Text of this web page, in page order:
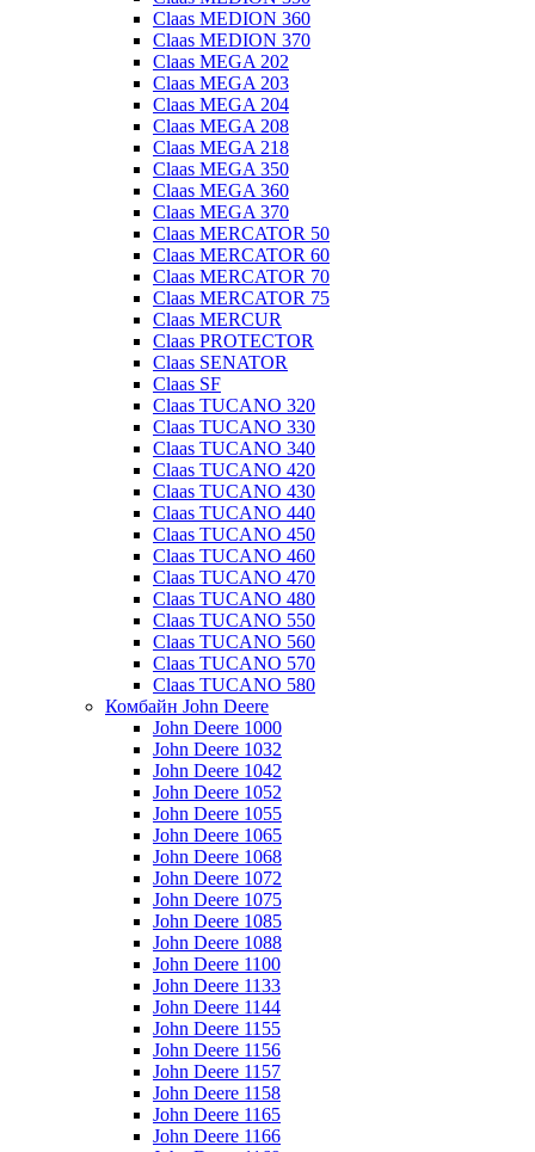
Claas MEDION 360
Claas MEDION 370
Claas MEGA 202
Claas MEGA 203
Claas MEGA 204
Claas MEGA 208
Claas MEGA 218
Claas MEGA 350
Claas MEGA 360
Claas MEGA 370
Claas MERCATOR 50
Claas MERCATOR 60
Claas MERCATOR 70
Claas MERCATOR 75
Claas MERCUR
Claas PROTECTOR
Claas SENATOR
Claas SF
Claas TUCANO 320
Claas TUCANO 330
Claas TUCANO 340
Claas TUCANO 420
Claas TUCANO 430
Claas TUCANO 440
Claas TUCANO 450
Claas TUCANO 460
Claas TUCANO 470
Claas TUCANO 480
Claas TUCANO 550
Claas TUCANO 560
Claas TUCANO 570
Claas TUCANO 580
Комбайн John Deere
John Deere 1000
John Deere 1032
John Deere 1042
John Deere 1052
John Deere 1055
John Deere 1065
John Deere 1068
John Deere 1072
John Deere 1075
John Deere 1085
John Deere 1088
John Deere 1100
John Deere 1133
John Deere 1144
John Deere 1155
John Deere 1156
John Deere 1157
John Deere 1158
John Deere 1165
John Deere 1166